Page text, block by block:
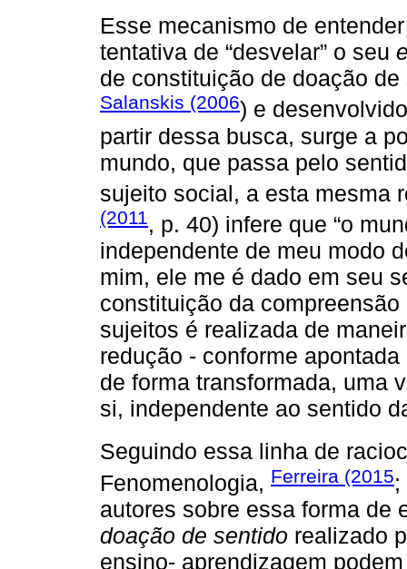
Esse mecanismo de
tentativa de “desvelar” o seu
de constituição de doação
Salanskis (2006) e
partir dessa busca, surge a
mundo, que passa pelo
sujeito social, a esta mesma
(2011, p. 40) infere que “o
independente de meu modo
mim, ele me é dado em seu
constituição da
sujeitos é realizada de
redução - conforme
de forma transformada, uma
si, independente ao sentido
Seguindo essa linha de
Fenomenologia, Ferreira (2015;
autores sobre essa forma de
doação de sentido realizado
ensino- aprendizagem